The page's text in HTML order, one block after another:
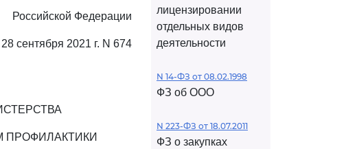
Российской Федерации
28 сентября 2021 г. N 674
лицензировании
отдельных видов
деятельности
N 14-ФЗ от 08.02.1998
ФЗ об ООО
N 223-ФЗ от 18.07.2011
ФЗ о закупках